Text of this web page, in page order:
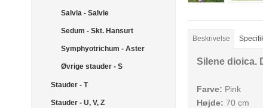
Salvia - Salvie
Sedum - Skt. Hansurt
Symphyotrichum - Aster
Øvrige stauder - S
Stauder - T
Stauder - U, V, Z
Beskrivelse
Silene dioica.
Farve: Pink
Højde: 70 cm